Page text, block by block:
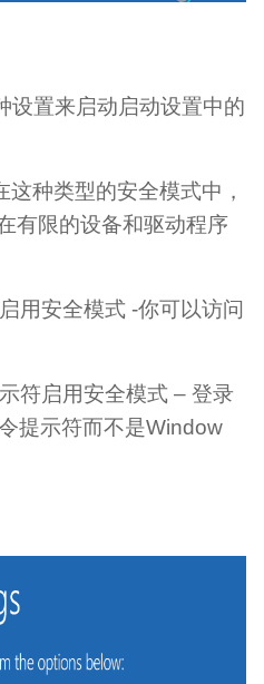
设置来启动启动设置中的
种类型的安全模式中，
有限的设备和驱动程序
用安全模式 -你可以访问
符启用安全模式 – 登录
提示符而不是Window